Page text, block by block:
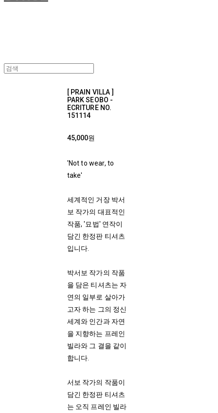
[ PRAIN VILLA ]
PARK SEOBO -
ECRITURE NO.
151114
45,000원
'Not to wear, to
take'
세계적인 거장 박서
보 작가의 대표적인
작품, '묘법' 연작이
담긴 한정판 티셔츠
입니다.
박서보 작가의 작품
을 담은 티셔츠는 자
연의 일부로 살아가
고자 하는 그의 정신
세계와 인간과 자연
을 지향하는 프레인
빌라와 그 결을 같이
합니다.
서보 작가의 작품이
담긴 한정판 티셔츠
는 오직 프레인 빌라